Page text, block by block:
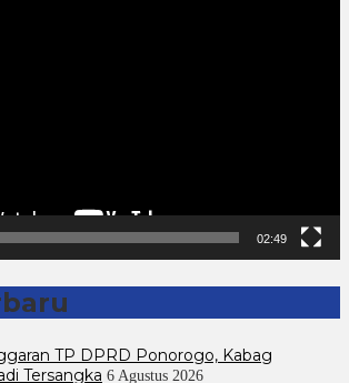
02:49
TP DPRD Ponorogo, Kabag
Tersangka 6 Agustus 2026